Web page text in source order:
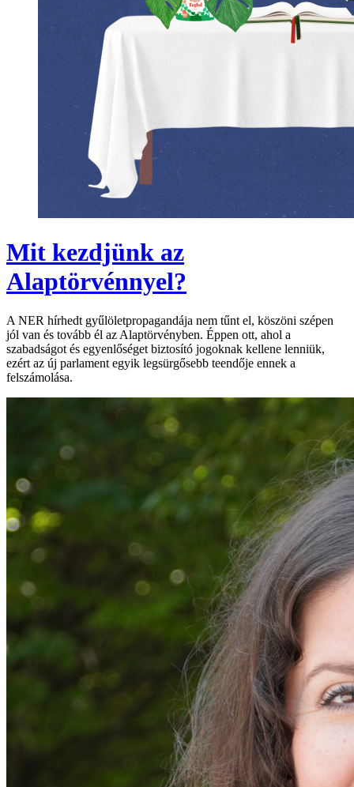
Mit kezdjünk az
Alaptörvénnyel?
A NER hírhedt gyűlöletpropagandája nem tűnt el, köszöni szépen
jól van és tovább él az Alaptörvényben. Éppen ott, ahol a
szabadságot és egyenlőséget biztosító jogoknak kellene lenniük,
ezért az új parlament egyik legsürgősebb teendője ennek a
felszámolása.